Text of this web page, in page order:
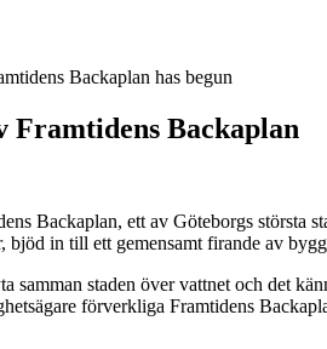
Backaplan has begun
Framtidens Backaplan
Backaplan, ett av Göteborgs största
bjöd in till ett gemensamt firande av
samman staden över vattnet och det
förverkliga Framtidens